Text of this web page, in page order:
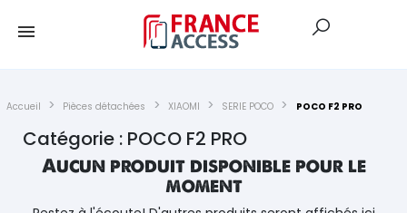
Accueil Pièces détachées XIAOMI SERIE POCO POCO F2 PRO
Catégorie : POCO F2 PRO
Aucun produit disponible pour le
moment